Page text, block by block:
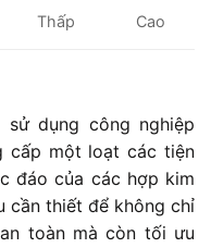
Thấp Cao
dụng công nghiệp
cấp một loạt các tiện
đáo của các hợp kim
cần thiết để không chỉ
toàn mà còn tối ưu